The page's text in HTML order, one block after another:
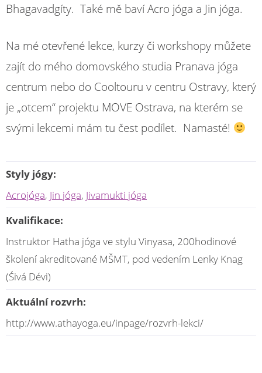
Bhagavadgíty. Také mě baví Acro jóga a Jin jóga.
Na mé otevřené lekce, kurzy či workshopy můžete
zajít do mého domovského studia Pranava jóga
centrum nebo do Cooltouru v centru Ostravy, který
je „otcem“ projektu MOVE Ostrava, na kterém se
svými lekcemi mám tu čest podílet. Namasté!
Styly jógy:
Acrojóga, Jin jóga, Jivamukti jóga
Kvalifikace:
Instruktor Hatha jóga ve stylu Vinyasa, 200hodinové
školení akreditované MŠMT, pod vedením Lenky Knag
(Śivá Dévi)
Aktuální rozvrh:
http://www.athayoga.eu/inpage/rozvrh-lekci/